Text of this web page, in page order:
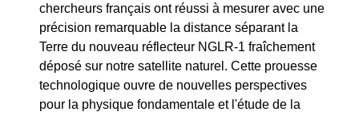
chercheurs français ont réussi à mesurer avec une
précision remarquable la distance séparant la
Terre du nouveau réflecteur NGLR-1 fraîchement
déposé sur notre satellite naturel. Cette prouesse
technologique ouvre de nouvelles perspectives
pour la physique fondamentale et l'étude de la